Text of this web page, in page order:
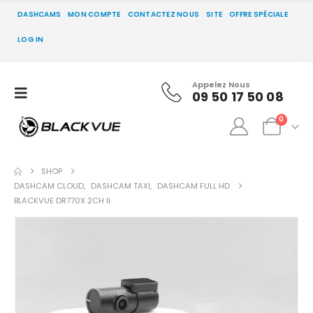
DASHCAMS MON COMPTE CONTACTEZ NOUS SITE OFFRE SPÉCIALE
LOG IN
Appelez Nous
09 50 17 50 08
0
SHOP
DASHCAM CLOUD, DASHCAM TAXI, DASHCAM FULL HD
BLACKVUE DR770X 2CH II